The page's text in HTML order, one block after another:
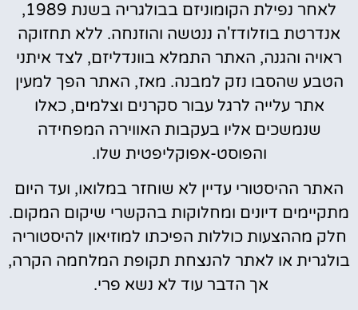
לאחר נפילת הקומוניזם בבולגריה בשנת 1989,
אנדרטת בוזלודז'ה ננטשה והוזנחה. ללא תחזוקה
ראויה והגנה, האתר התמלא בוונדליזם, לצד איתני
הטבע שהסבו נזק למבנה. מאז, האתר הפך למעין
אתר עלייה לרגל עבור סקרנים וצלמים, כאלו
שנמשכים אליו בעקבות האווירה המפחידה
והפוסט-אפוקליפטית שלו.
האתר ההיסטורי עדיין לא שוחזר במלואו, ועד היום
מתקיימים דיונים ומחלוקות בהקשרי שיקום המקום.
חלק מההצעות כוללות הפיכתו למוזיאון להיסטוריה
בולגרית או לאתר להנצחת תקופת המלחמה הקרה,
אך הדבר עוד לא נשא פרי.